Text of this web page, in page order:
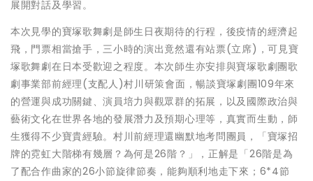
展開對話及學習。
本次見學的寶塚歌舞劇是師生日夜期待的行程，後疫情的經濟起
飛，門票相當搶手，三小時的演出竟然還有站票(立席)，可見寶
塚歌舞劇在日本受歡迎之程度。本次師生亦安排與寶塚歌劇團歌
劇事業部前經理(支配人)村川研策會面，暢談寶塚劇團109年來
的營運與成功關鍵、演員培力與觀眾群的拓展，以及國際政治與
藝術文化在世界各地的發展潛力及預期心理等，真實而生動，師
生獲得不少寶貴經驗。村川前經理還幽默地考問團員，「寶塚招
牌的霓虹大階梯有幾層？為何是26階？」，正解是「26階是為
了配合作曲家的26小節旋律節奏，能夠順利地走下來；6*4節